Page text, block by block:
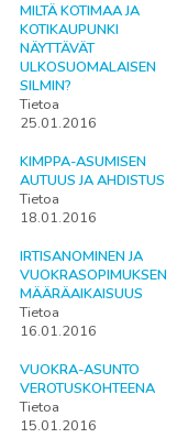
MILTÄ KOTIMAA JA
KOTIKAUPUNKI
NÄYTTÄVÄT
ULKOSUOMALAISEN
SILMIN?
Tietoa
25.01.2016
KIMPPA-ASUMISEN
AUTUUS JA AHDISTUS
Tietoa
18.01.2016
IRTISANOMINEN JA
VUOKRASOPIMUKSEN
MÄÄRÄAIKAISUUS
Tietoa
16.01.2016
VUOKRA-ASUNTO
VEROTUSKOHTEENA
Tietoa
15.01.2016